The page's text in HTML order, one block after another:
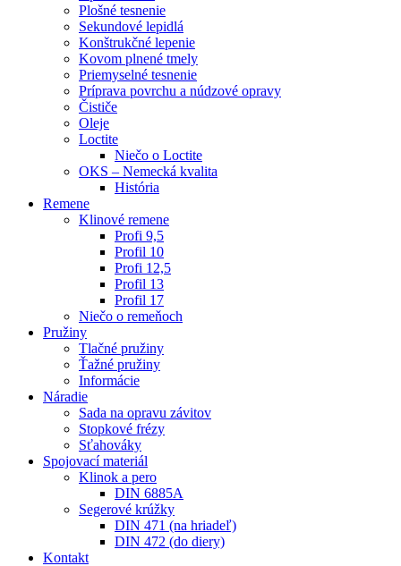
Plošné tesnenie
Sekundové lepidlá
Konštrukčné lepenie
Kovom plnené tmely
Priemyselné tesnenie
Príprava povrchu a núdzové opravy
Čističe
Oleje
Loctite
Niečo o Loctite
OKS – Nemecká kvalita
História
Remene
Klinové remene
Profi 9,5
Profil 10
Profi 12,5
Profil 13
Profil 17
Niečo o remeňoch
Pružiny
Tlačné pružiny
Ťažné pružiny
Informácie
Náradie
Sada na opravu závitov
Stopkové frézy
Sťahováky
Spojovací materiál
Klinok a pero
DIN 6885A
Segerové krúžky
DIN 471 (na hriadeľ)
DIN 472 (do diery)
Kontakt